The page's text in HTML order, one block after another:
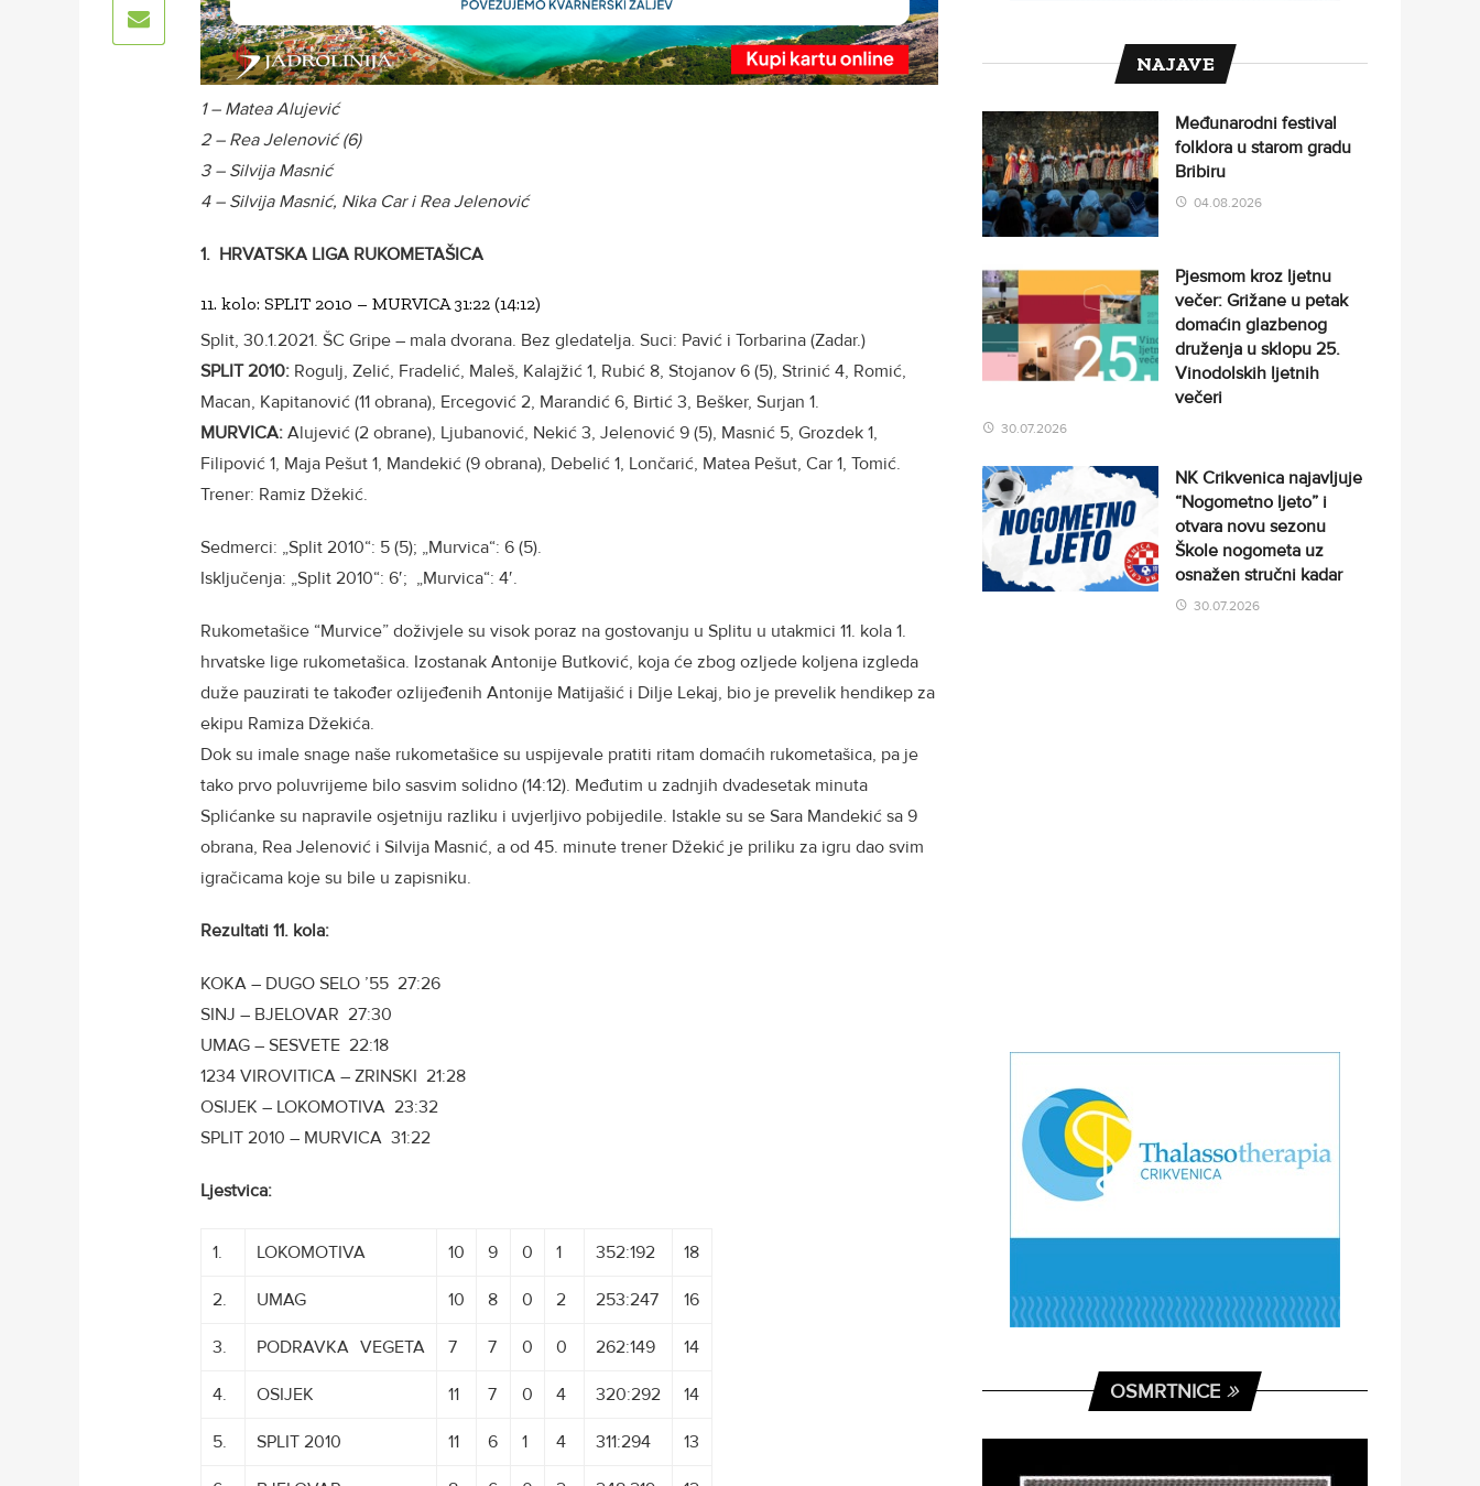
1 – Matea Alujević
2 – Rea Jelenović (6)
3 – Silvija Masnić
4 – Silvija Masnić, Nika Car i Rea Jelenović
1. HRVATSKA LIGA RUKOMETAŠICA
11. kolo: SPLIT 2010 – MURVICA 31:22 (14:12)
Split, 30.1.2021. ŠC Gripe – mala dvorana. Bez gledatelja. Suci: Pavić i Torbarina (Zadar.)
SPLIT 2010: Rogulj, Zelić, Fradelić, Maleš, Kalajžić 1, Rubić 8, Stojanov 6 (5), Strinić 4, Romić,
Macan, Kapitanović (11 obrana), Ercegović 2, Marandić 6, Birtić 3, Bešker, Surjan 1.
MURVICA: Alujević (2 obrane), Ljubanović, Nekić 3, Jelenović 9 (5), Masnić 5, Grozdek 1,
Filipović 1, Maja Pešut 1, Mandekić (9 obrana), Debelić 1, Lončarić, Matea Pešut, Car 1, Tomić.
Trener: Ramiz Džekić.
Sedmerci: „Split 2010“: 5 (5); „Murvica“: 6 (5).
Isključenja: „Split 2010“: 6′; „Murvica“: 4′.
Rukometašice “Murvice” doživjele su visok poraz na gostovanju u Splitu u utakmici 11. kola 1.
hrvatske lige rukometašica. Izostanak Antonije Butković, koja će zbog ozljede koljena izgleda
duže pauzirati te također ozlijeđenih Antonije Matijašić i Dilje Lekaj, bio je prevelik hendikep za
ekipu Ramiza Džekića.
Dok su imale snage naše rukometašice su uspijevale pratiti ritam domaćih rukometašica, pa je
tako prvo poluvrijeme bilo sasvim solidno (14:12). Međutim u zadnjih dvadesetak minuta
Splićanke su napravile osjetniju razliku i uvjerljivo pobijedile. Istakle su se Sara Mandekić sa 9
obrana, Rea Jelenović i Silvija Masnić, a od 45. minute trener Džekić je priliku za igru dao svim
igračicama koje su bile u zapisniku.
Rezultati 11. kola:
KOKA – DUGO SELO ’55 27:26
SINJ – BJELOVAR 27:30
UMAG – SESVETE 22:18
1234 VIROVITICA – ZRINSKI 21:28
OSIJEK – LOKOMOTIVA 23:32
SPLIT 2010 – MURVICA 31:22
Ljestvica:
1. LOKOMOTIVA 10 9 0 1 352:192 18
2. UMAG 10 8 0 2 253:247 16
3. PODRAVKAV VEGETA 7 7 0 0 262:149 14
4. OSIJEK 11 7 0 4 320:292 14
5. SPLIT 2010 11 6 1 4 311:294 13
NAJAVE
Međunarodni festival
folklora u starom gradu
Bribiru
04.08.2026
Pjesmom kroz ljetnu
večer: Grižane u petak
domaćin glazbenog
druženja u sklopu 25.
Vinodolskih ljetnih
večeri
30.07.2026
NK Crikvenica najavljuje
“Nogometno ljeto” i
otvara novu sezonu
Škole nogometa uz
osnažen stručni kadar
30.07.2026
OSMRTNICE